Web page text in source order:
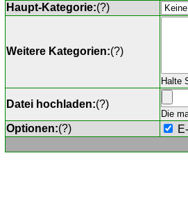
Haupt-Kategorie:(?)
Weitere Kategorien:(?)
Halte
Datei hochladen:(?)
Die
Optionen:(?)